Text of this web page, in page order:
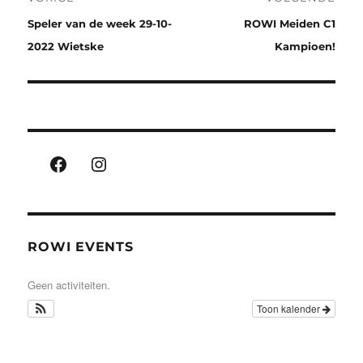
navigatie
Vorig
bericht:
Speler van de week 29-10-
2022 Wietske
ROWI Meiden C1
Kampioen!
FacebookInstagram
ROWI EVENTS
Geen activiteiten.
Toon kalender